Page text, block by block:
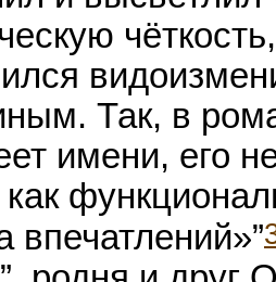
Так, в
имени, его
впечатлений»”